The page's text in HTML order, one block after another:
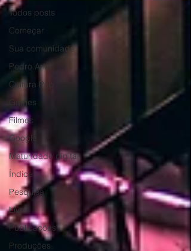
Todos posts
Começar
Sua comunidade
Pedro Ariel
Cultura Pop
Games
Filmes
Google
Maturidade digital
Índice
Pesquisa
Livro
Publicações
Produções